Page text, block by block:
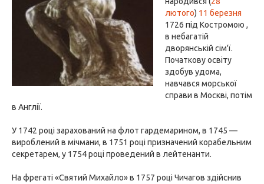
лютого) 11 березня
1726 під Костромою ,
в небагатій
дворянській сім'ї.
Початкову освіту
здобув удома,
навчався морської
справи в Москві, потім
в Англії.
У 1742 році зарахований на флот гардемарином, в 1745 —
вироблений в мічмани, в 1751 році призначений корабельним
секретарем, у 1754 році проведений в лейтенанти.
На фрегаті «Святий Михайло» в 1757 році Чичагов здійснив